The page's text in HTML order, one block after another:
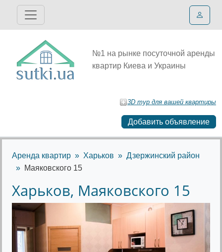
№1 на рынке посуточной аренды
квартир Киева и Украины
3D тур для вашей квартиры
Добавить объявление
Аренда квартир Харьков
Дзержинский район
Маяковского 15
Харьков, Маяковского 15